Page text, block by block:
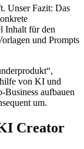
Unser Fazit: Das
Inhalt für den
und Prompts
von KI und
Business aufbauen
um.
Creator